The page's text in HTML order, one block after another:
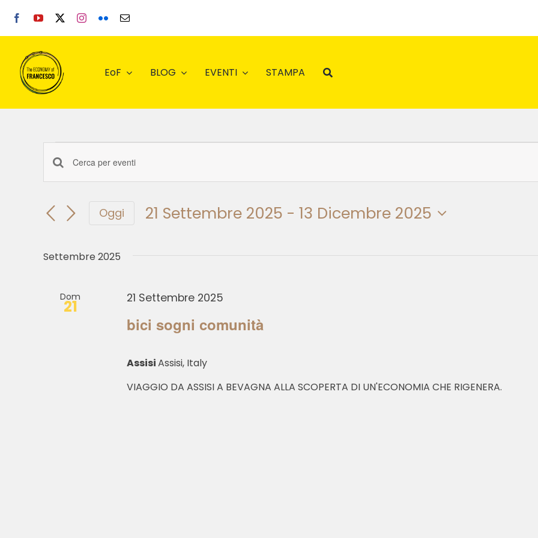
contenuto
EoF BLOG EVENTI STAMPA
Eventi
Eventi
Ricerca
viste
Navigazione
Inserisci
Parola
Cerca
Eventi
Parola
Oggi 21 Settembre 2025 - 13 Dicembre 2025
Settembre 2025
Dom
21
bici sogni comunità
21 Settembre 2025
AssisiAssisi, Italy
VIAGGIO DA ASSISI A BEVAGNA ALLA SCOPERTA DI UN'ECONOMIA CHE RIGENERA.